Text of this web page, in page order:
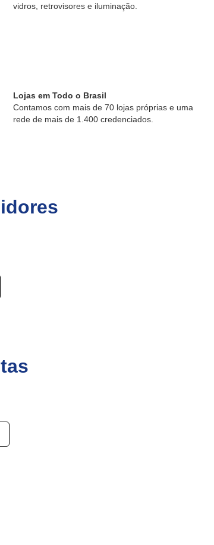
vidros, retrovisores e iluminação.
Lojas em Todo o Brasil
Contamos com mais de 70 lojas próprias e uma
rede de mais de 1.400 credenciados.